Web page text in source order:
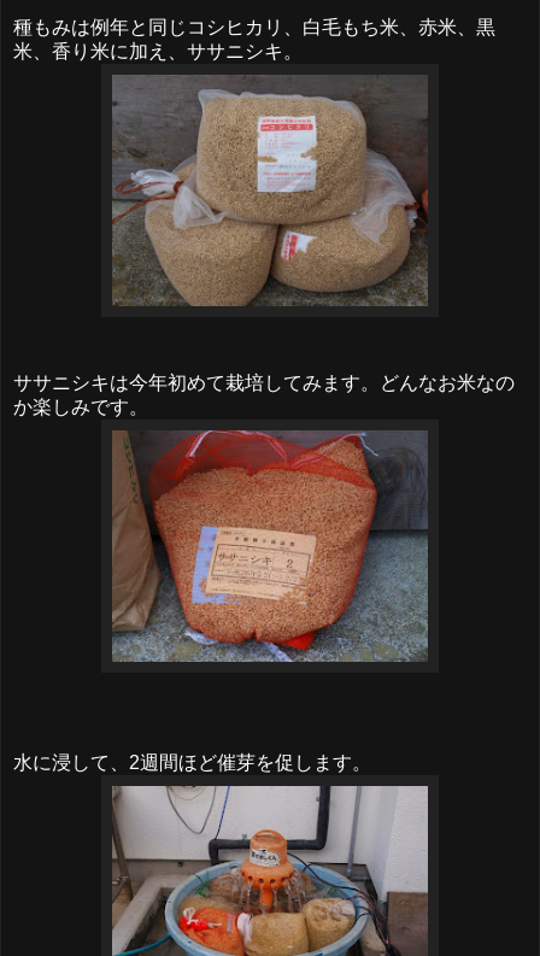
種もみは例年と同じコシヒカリ、白毛もち米、赤米、黒
米、香り米に加え、ササニシキ。
ササニシキは今年初めて栽培してみます。どんなお米なの
か楽しみです。
水に浸して、2週間ほど催芽を促します。